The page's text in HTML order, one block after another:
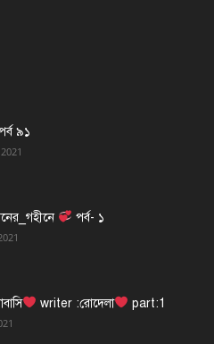
৯১
পর্ব- ১
writer :রোদেলা part:1